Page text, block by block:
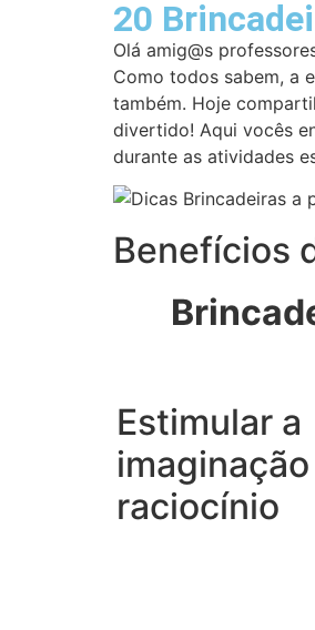
20
Olá amig@s
Como todos sabem, a
também. Hoje
divertido! Aqui vocês
durante as atividades
Benefícios
Estimular a
raciocínio